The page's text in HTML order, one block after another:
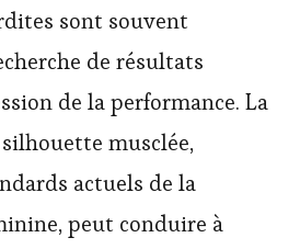
sont souvent
de résultats
de la performance. La
musclée,
actuels de la
peut conduire à